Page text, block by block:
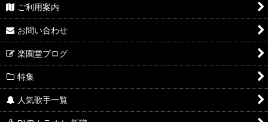
ご利用案内
お問い合わせ
楽園堂ブログ
特集
人気歌手一覧